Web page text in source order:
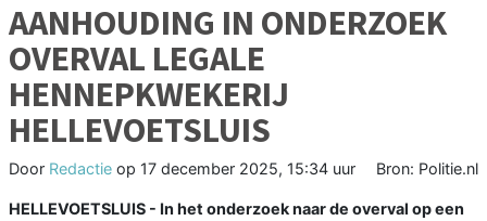
AANHOUDING IN ONDERZOEK
OVERVAL LEGALE
HENNEPKWEKERIJ
HELLEVOETSLUIS
Door Redactie op 17 december 2025, 15:34 uur Bron: Politie.nl
HELLEVOETSLUIS - In het onderzoek naar de overval op een